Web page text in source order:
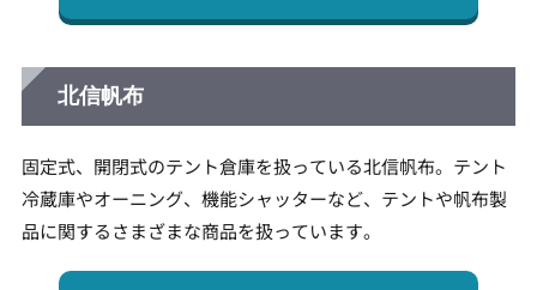
北信帆布
固定式、開閉式のテント倉庫を扱っている北信帆布。テント
冷蔵庫やオーニング、機能シャッターなど、テントや帆布製
品に関するさまざまな商品を扱っています。